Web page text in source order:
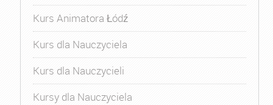
Kurs Animatora Łódź
Kurs dla Nauczyciela
Kurs dla Nauczycieli
Kursy dla Nauczyciela